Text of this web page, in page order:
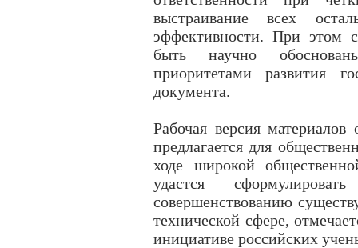
выстраивание всех
эффективности. При этом
быть научно
приоритетами развития
документа.
Рабочая версия
предлагается для
ходе широкой
удастся
совершенствованию
технической сфере,
инициативе российских